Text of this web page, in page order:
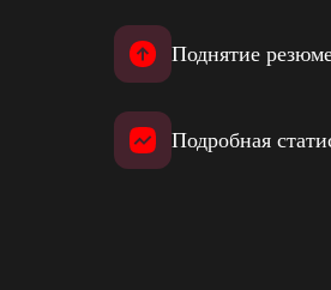
Поднятие
Подробная